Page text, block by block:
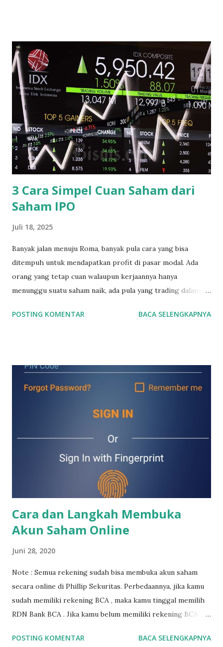
bahas satu per satu ya. mulai dari Sektor Industri Dasar dan
Kimia. 1. Sektor Industri Dasar dan Kimia terdiri lagi dari 8
sub-sektor yaitu : a. Sub Sektor Semen Indocement Tunggal
Prakasa Tbk (INTP) Semen Baturaja (Persero) Tbk (SMBR)
Solusi Bangun Indonesia Tbk (SMCB) Semen Indonesia
(Persero) Tbk (SMGR) Waskita Beton Precast Tbk (WSBP)
Wijaya Karya Beton Tbk (WTON) b. Sub Sektor Keramik
Porselin dan Kaca Asahimas Flat Glass Tbk (AMFG) Arwana
Citra Mulia Tbk (ARNA) Cahayaputra Asa Keramik Tbk
(CAKK) Inti Keram...
3 Cara Simpel Cuan Saham dari
Saham IPO
Juli 18, 2025
Banyak jalan menuju Roma, banyak pula cara yang bisa
ditempuh untuk mendapatkan profit di pasar modal. Ada
orang yang tetap cuan walaupun kerjaannya hanya
menunggu suatu saham naik, ada pula yang trading dalam
menit. Nah ada pula yang cuan dari membeli saham2 IPO.
baru. Apa yang harus kita lakukan sebelum membeli saham2
IPO? Tentu saja kita sudah harus memiliki akun saham
saham (termasuk saham2 IPO) , reksadana, obligasi negara
utang perusahaan). Bagi kamu yang mau buka akun saham
pertama sekali maupun jika mau buka akun saham lagi untuk
diversifikasi portfolio, kamu bisa klik langkah2 di link di
bawah ini. Jika ada yang kurang jelas, kamu bisa contact say...
POSTING KOMENTAR BACA SELENGKAPNYA
Cara dan Langkah Membuka
Akun Saham Online
Juni 28, 2020
Note : Semua rekening sudah bisa membuka akun saham
secara online di Phillip Sekuritas. Perbedaannya, jika kamu
sudah memiliki rekening BCA , maka kamu tinggal memilih
RDN Bank BCA . Jika kamu belum memiliki rekening BCA ,
membuka rekening saham online di Phillip Sekuritas
POSTING KOMENTAR BACA SELENGKAPNYA